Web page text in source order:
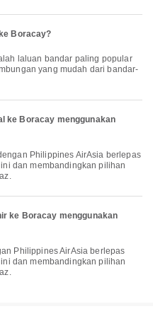
Boracay?
laluan bandar paling popular
yang mudah dari bandar-
ke Boracay menggunakan
dan membandingkan pilihan
ke Boracay menggunakan
dan membandingkan pilihan